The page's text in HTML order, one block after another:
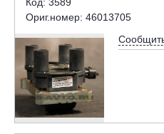
Ориг.номер: 46013705